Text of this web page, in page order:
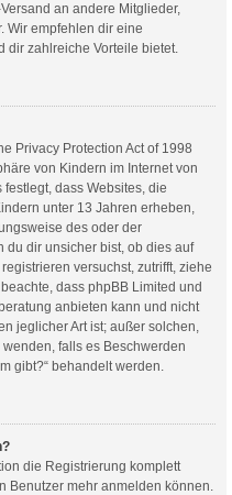
an andere Mitglieder,
Wir empfehlen dir eine
dir zahlreiche Vorteile bietet.
Privacy Protection Act of 1998
von Kindern im Internet von
dass Websites, die
unter 13 Jahren erheben,
des oder der
du dir unsicher bist, ob dies auf
versuchst, zutrifft, ziehe
dass phpBB Limited und
anbieten kann und nicht
jeglicher Art ist; außer solchen,
falls es Beschwerden
gibt?“ behandelt werden.
die Registrierung komplett
Benutzer mehr anmelden können.